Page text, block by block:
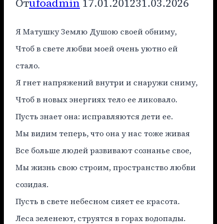
Я Матушку Землю Душою своей обниму,
Чтоб в свете любви моей очень уютно ей
стало.
Я гнет напряжений внутри и снаружи сниму,
Чтоб в новых энергиях тело ее ликовало.
Пусть знает она: исправляются дети ее.
Мы видим теперь, что она у нас тоже живая
Все больше людей развивают сознанье свое,
Мы жизнь свою строим, пространство любви
созидая.
Пусть в свете небесном сияет ее красота.
Леса зеленеют, струятся в горах водопады.